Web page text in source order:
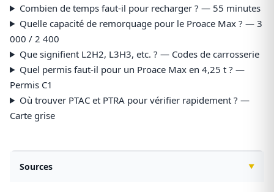
Combien de temps faut-il pour recharger ? — 55 minutes
Quelle capacité de remorquage pour le Proace Max ? — 3
000 / 2 400
Que signifient L2H2, L3H3, etc. ? — Codes de carrosserie
Quel permis faut-il pour un Proace Max en 4,25 t ? —
Permis C1
Où trouver PTAC et PTRA pour vérifier rapidement ? —
Carte grise
Sources